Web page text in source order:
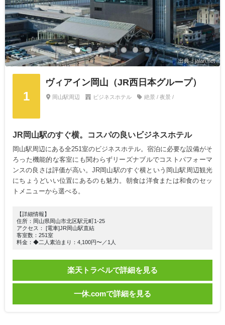
出典：jalan.net
1
ヴィアイン岡山（JR西日本グループ）
岡山駅周辺 ビジネスホテル 絶景 / 夜景 /
JR岡山駅のすぐ横。コスパの良いビジネスホテル
岡山駅周辺にある全251室のビジネスホテル。宿泊に必要な設備がそ
ろった機能的な客室にも関わらずリーズナブルでコストパフォーマ
ンスの良さは評価が高い。JR岡山駅のすぐ横という岡山駅周辺観光
にちょうどいい位置にあるのも魅力。朝食は洋食または和食のセッ
トメニューから選べる。
【詳細情報】
住所：岡山県岡山市北区駅元町1-25
アクセス： [電車]JR岡山駅直結
客室数：251室
料金：◆二人素泊まり：4,100円〜／1人
楽天トラベルで詳細を見る
一休.comで詳細を見る